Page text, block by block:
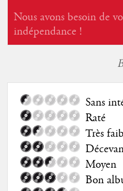
Nous avons besoin de
indépendance !
Sans
Raté
Très
Moyen
Bon